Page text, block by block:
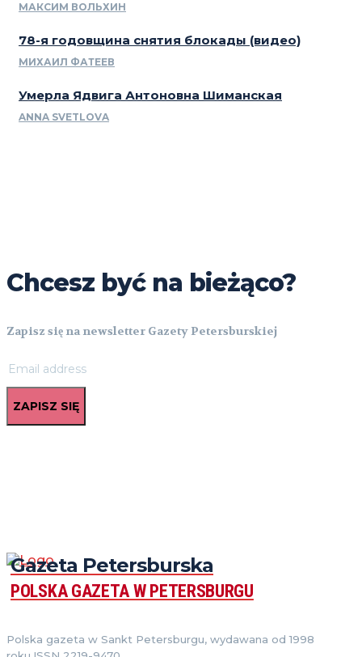
МАКСИМ ВОЛЬХИН
78-я годовщина снятия блокады (видео)
МИХАИЛ ФАТЕЕВ
Умерла Ядвига Антоновна Шиманская
ANNA SVETLOVA
Chcesz być na bieżąco?
Zapisz się na newsletter Gazety Petersburskiej
ZAPISZ SIĘ
Gazeta Petersburska
POLSKA GAZETA W PETERSBURGU
Polska gazeta w Sankt Petersburgu, wydawana od 1998